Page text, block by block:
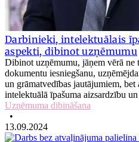
Darbinieki, intelektuālais
aspekti, dibinot uzņēmumu
Dibinot uzņēmumu, jāņem vērā ne
dokumentu iesniegšanu,
un grāmatvedības jautājumiem,
intelektuālā īpašuma aizsardzību
Uzņēmuma dibināšana
•
13.09.2024